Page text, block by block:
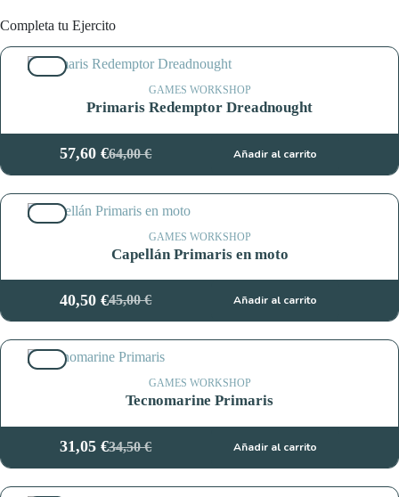
Completa tu Ejercito
GAMES WORKSHOP
Primaris Redemptor Dreadnought
64,00€
El
precio
original
era:
64,00 €.
57,60€El
precio
actual
es:
57,60 €.
Añadir al carrito
GAMES WORKSHOP
Capellán Primaris en moto
45,00€
El
precio
original
era:
45,00 €.
40,50€El
precio
actual
es:
40,50 €.
Añadir al carrito
GAMES WORKSHOP
Tecnomarine Primaris
34,50€
El
precio
original
31,05€El
precio
actual
Añadir al carrito